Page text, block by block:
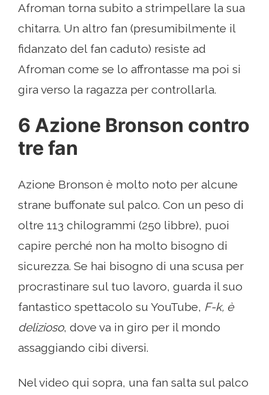
Afroman torna subito a strimpellare la sua
chitarra. Un altro fan (presumibilmente il
fidanzato del fan caduto) resiste ad
Afroman come se lo affrontasse ma poi si
gira verso la ragazza per controllarla.
6 Azione Bronson contro
tre fan
Azione Bronson è molto noto per alcune
strane buffonate sul palco. Con un peso di
oltre 113 chilogrammi (250 libbre), puoi
capire perché non ha molto bisogno di
sicurezza. Se hai bisogno di una scusa per
procrastinare sul tuo lavoro, guarda il suo
fantastico spettacolo su YouTube, F-k, è
delizioso, dove va in giro per il mondo
assaggiando cibi diversi.
Nel video qui sopra, una fan salta sul palco